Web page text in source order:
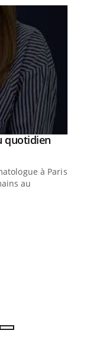
quotidien
à Paris,
au